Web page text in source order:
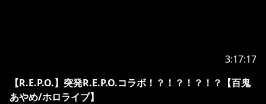
3:17:17
【R.E.P.O.】突発R.E.P.O.コラボ！？！？！？！？【百鬼
あやめ/ホロライブ】